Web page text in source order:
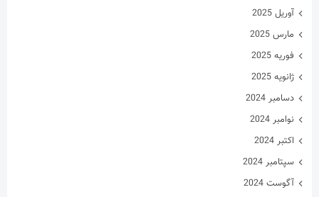
آوریل 2025
مارس 2025
فوریه 2025
ژانویه 2025
دسامبر 2024
نوامبر 2024
اکتبر 2024
سپتامبر 2024
آگوست 2024